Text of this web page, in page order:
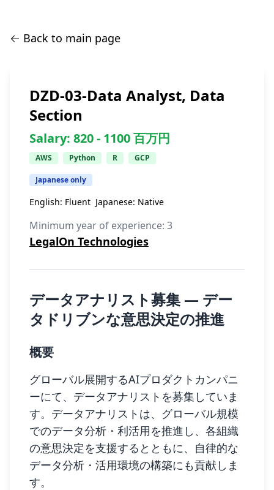
← Back to main page
DZD-03-Data Analyst, Data
Section
Salary: 820 - 1100百万円
AWS Python R GCP
Japanese only
English: Fluent Japanese: Native
Minimum year of experience: 3
LegalOn Technologies
データアナリスト募集 — デー
タドリブンな意思決定の推進
概要
グローバル展開するAIプロダクトカンパニ
ーにて、データアナリストを募集していま
す。データアナリストは、グローバル規模
でのデータ分析・利活用を推進し、各組織
の意思決定を支援するとともに、自律的な
データ分析・活用環境の構築にも貢献しま
す。